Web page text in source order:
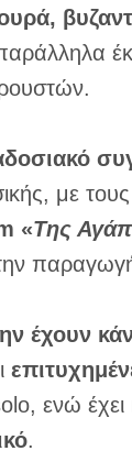
με
«Της
έχουν
ενώ έχει
.